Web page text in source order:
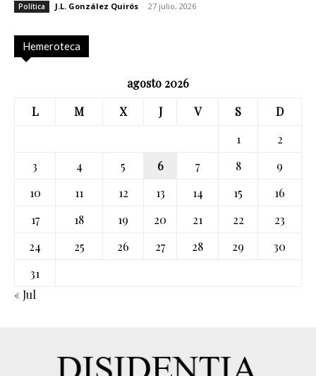
Política J.L. González Quirós - 27 julio, 2026
Hemeroteca
agosto 2026
L
M X J V S
D
1
2
3
4 5 6 7 8
9
10
11 12 13 14 15
16
17
18 19 20 21 22
23
24
25 26 27 28 29
30
31
« Jul